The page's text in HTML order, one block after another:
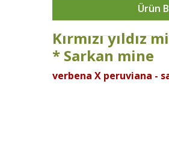
Ürün
Kırmızı yıldız
* Sarkan mine
verbena X peruviana -